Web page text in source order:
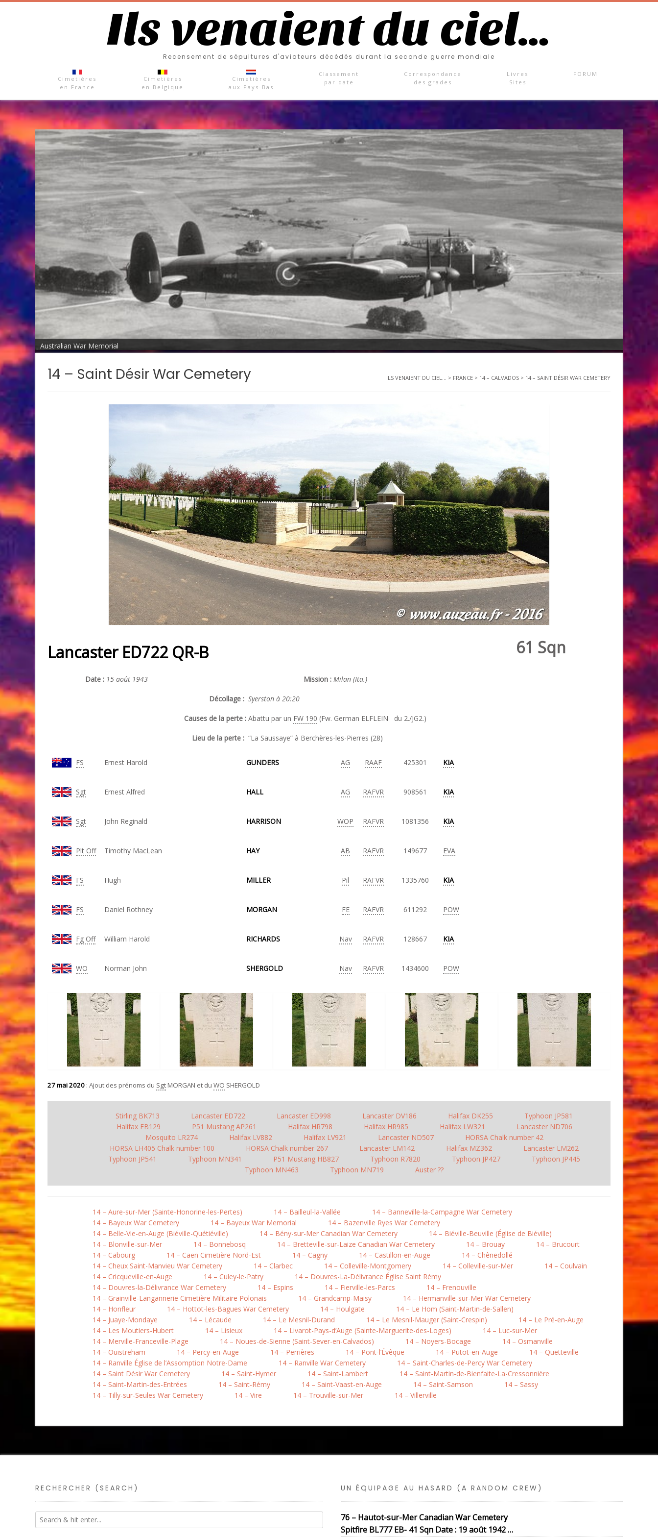
Ils venaient du ciel…
Recensement de sépultures d'aviateurs décédés durant la seconde guerre mondiale
Cimetières
en France
Cimetières
en Belgique
Cimetières
aux Pays-Bas
Classement
par date
Correspondance
des grades
Livres
Sites
FORUM
Australian War Memorial
14 – Saint Désir War Cemetery ILS VENAIENT DU CIEL... > FRANCE > 14 – CALVADOS > 14 – SAINT DÉSIR WAR CEMETERY
Lancaster ED722 QR-B 61 Sqn
Date : 15 août 1943 Mission : Milan (Ita.)
Décollage : Syerston à 20:20
Causes de la perte : Abattu par un FW 190 (Fw. German ELFLEIN du 2./JG2.)
Lieu de la perte : “La Saussaye” à Berchères-les-Pierres (28)
FS Ernest Harold GUNDERS AG RAAF 425301 KIA
Sgt Ernest Alfred HALL AG RAFVR 908561 KIA
Sgt John Reginald HARRISON WOP RAFVR 1081356 KIA
Plt Off Timothy MacLean HAY AB RAFVR 149677 EVA
FS Hugh MILLER Pil RAFVR 1335760 KIA
FS Daniel Rothney MORGAN FE RAFVR 611292 POW
Fg Off William Harold RICHARDS Nav RAFVR 128667 KIA
WO Norman John SHERGOLD Nav RAFVR 1434600 POW
27 mai 2020 : Ajout des prénoms du SgtMORGAN et du WO SHERGOLD
Stirling BK713 Lancaster ED722 Lancaster ED998 Lancaster DV186 Halifax DK255
Typhoon JP581
Halifax EB129
P51 Mustang AP261 Halifax HR798 Halifax HR985 Halifax LW321
Lancaster ND706
Mosquito LR274
Halifax LV882 Halifax LV921 Lancaster ND507
HORSA Chalk number 42
HORSA LH405 Chalk number 100
HORSA Chalk number 267 Lancaster LM142 Halifax MZ362
Lancaster LM262
Typhoon JP541
Typhoon MN341 P51 Mustang HB827 Typhoon R7820 Typhoon JP427
Typhoon JP445
Typhoon MN463
Typhoon MN719 Auster ??
14 – Aure-sur-Mer (Sainte-Honorine-les-Pertes) 14 – Bailleul-la-Vallée
14 – Banneville-la-Campagne War Cemetery
14 – Bayeux War Cemetery
14 – Bayeux War Memorial
14 – Bazenville Ryes War Cemetery
14 – Belle-Vie-en-Auge (Biéville-Quétiéville)
14 – Bény-sur-Mer Canadian War Cemetery
14 – Biéville-Beuville (Église de Biéville)
14 – Blonville-sur-Mer
14 – Bonnebosq 14 – Bretteville-sur-Laize Canadian War Cemetery 14 – Brouay
14 – Brucourt
14 – Cabourg
14 – Caen Cimetière Nord-Est 14 – Cagny 14 – Castillon-en-Auge
14 – Chênedollé
14 – Cheux Saint-Manvieu War Cemetery
14 – Clarbec 14 – Colleville-Montgomery 14 – Colleville-sur-Mer
14 – Coulvain
14 – Cricqueville-en-Auge
14 – Culey-le-Patry
14 – Douvres-La-Délivrance Église Saint Rémy
14 – Douvres-la-Délivrance War Cemetery
14 – Espins 14 – Fierville-les-Parcs
14 – Frenouville
14 – Grainville-Langannerie Cimetière Militaire Polonais
14 – Grandcamp-Maisy
14 – Hermanville-sur-Mer War Cemetery
14 – Honfleur
14 – Hottot-les-Bagues War Cemetery 14 – Houlgate
14 – Le Hom (Saint-Martin-de-Sallen)
14 – Juaye-Mondaye
14 – Lécaude 14 – Le Mesnil-Durand 14 – Le Mesnil-Mauger (Saint-Crespin)
14 – Le Pré-en-Auge
14 – Les Moutiers-Hubert
14 – Lisieux 14 – Livarot-Pays-d’Auge (Sainte-Marguerite-des-Loges)
14 – Luc-sur-Mer
14 – Merville-Franceville-Plage
14 – Noues-de-Sienne (Saint-Sever-en-Calvados) 14 – Noyers-Bocage
14 – Osmanville
14 – Ouistreham
14 – Percy-en-Auge 14 – Perrières 14 – Pont-l’Évêque 14 – Putot-en-Auge
14 – Quetteville
14 – Ranville Église de l’Assomption Notre-Dame
14 – Ranville War Cemetery
14 – Saint-Charles-de-Percy War Cemetery
14 – Saint Désir War Cemetery
14 – Saint-Hymer 14 – Saint-Lambert
14 – Saint-Martin-de-Bienfaite-La-Cressonnière
14 – Saint-Martin-des-Entrées
14 – Saint-Rémy 14 – Saint-Vaast-en-Auge 14 – Saint-Samson
14 – Sassy
14 – Tilly-sur-Seules War Cemetery
14 – Vire 14 – Trouville-sur-Mer 14 – Villerville
RECHERCHER (SEARCH) UN ÉQUIPAGE AU HASARD (A RANDOM CREW)
76 – Hautot-sur-Mer Canadian War Cemetery
Spitfire BL777 EB- 41 Sqn Date : 19 août 1942 …